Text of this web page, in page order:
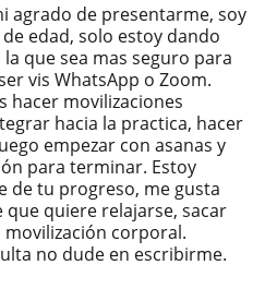
agrado de presentarme, soy
edad, solo estoy dando
que sea mas seguro para
vis WhatsApp o Zoom.
hacer movilizaciones
hacia la practica, hacer
empezar con asanas y
para terminar. Estoy
de tu progreso, me gusta
que quiere relajarse, sacar
corporal.
no dude en escribirme.